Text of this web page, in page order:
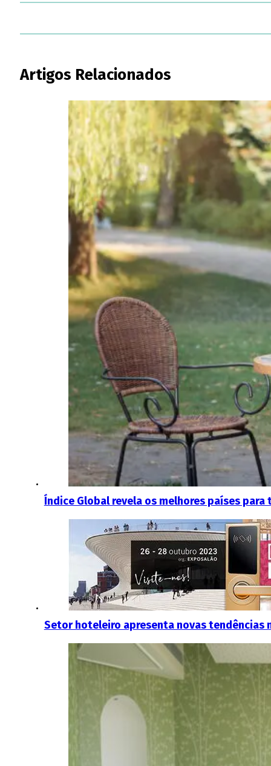
Artigos Relacionados
Índice Global revela os melhores países
Setor hoteleiro apresenta novas tendências